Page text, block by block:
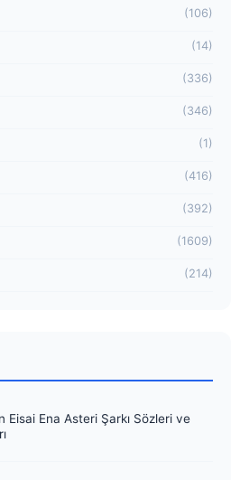
(106)
(14)
(336)
(346)
(1)
(416)
(392)
(1609)
(214)
Eisai Ena Asteri Şarkı Sözleri ve